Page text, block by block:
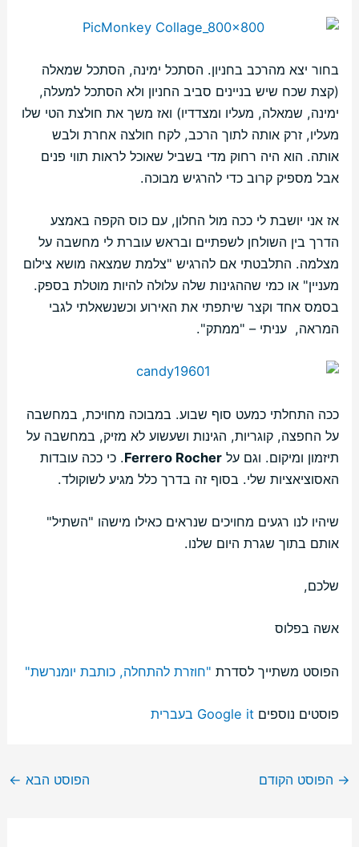
בחור יצא מהרכב בחניון. הסתכל ימינה, הסתכל שמאלה
(קצת שכח שיש בניינים סביב החניון ולא הסתכל למעלה,
ימינה, שמאלה, מעליו ומצדדיו) ואז משך את חולצת הטי שלו
מעליו, זרק אותה לתוך הרכב, לקח חולצה אחרת ולבש
אותה. הוא היה רחוק מדי בשביל שאוכל לראות תווי פנים
אבל מספיק קרוב כדי להרגיש מבוכה.
אז אני יושבת לי ככה מול החלון, עם כוס הקפה באמצע
הדרך בין השולחן לשפתיים ובראש עוברת לי מחשבה על
מצלמה. התלבטתי אם להרגיש "צלמת שמצאה מושא צילום
מעניין" או כמי שההגינות שלה עלולה להיות מוטלת בספק.
בסמס אחד וקצר שיתפתי את האירוע וכשנשאלתי לגבי
המראה, עניתי – "ממתק".
ככה התחלתי כמעט סוף שבוע. במבוכה מחויכת, במחשבה
על החפצה, קוגריות, הגינות ושעשוע לא מזיק, במחשבה על
תיזמון ומיקום. וגם עלFerrero Rocher. כי ככה עובדות
האסוציאציות שלי. בסוף זה בדרך כלל מגיע לשוקולד.
שיהיו לנו רגעים מחויכים שנראים כאילו מישהו "השתיל"
אותם בתוך שגרת היום שלנו.
שלכם,
אשה בפלוס
הפוסט משתייך לסדרת "חוזרת להתחלה, כותבת יומנרשת"
פוסטים נוספיםGoogle it בעברית
→ הפוסט הקודם הפוסט הבא ←